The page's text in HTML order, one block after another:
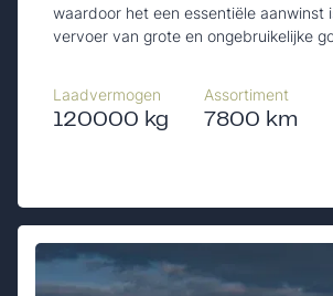
waardoor het een essentiële aanwinst
vervoer van grote en ongebruikelijke
Laadvermogen
120000 kg
Assortiment
7800 km